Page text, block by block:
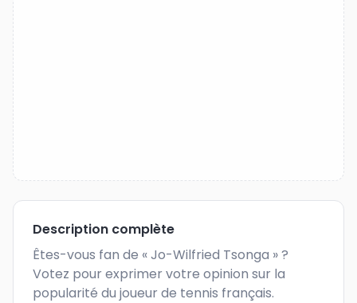
Description complète
Êtes-vous fan de « Jo-Wilfried Tsonga » ?
Votez pour exprimer votre opinion sur la
popularité du joueur de tennis français.